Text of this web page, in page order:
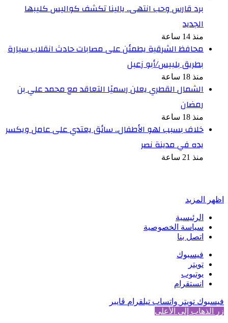
برد قارس وحب انتهى.. يالينا تكشف كواليس كليبها
الجديد
منذ 14 ساعة
محافظ الشرقية يطمئن على مصابات حادث انقلاب سيارة
بطريق بلبيس/أبو زعبل
منذ 18 ساعة
الشمال القطري يعلن رسميًا التعاقد مع محمد علي بن
رمضان
منذ 18 ساعة
خلاف بسبب لهو الأطفال.. سائق يعتدي على عامل ويكسر
يده في مدينة نصر
منذ 21 ساعة
اظهر المزيد
الرئيسية
سياسة الخصوصية
اتصل بنا
فيسبوك
تويتر
يوتيوب
انستقرام
فيسبوك تويتر واتساب تيلقرام ڤايبر
زر الذهاب إلى الأعلى